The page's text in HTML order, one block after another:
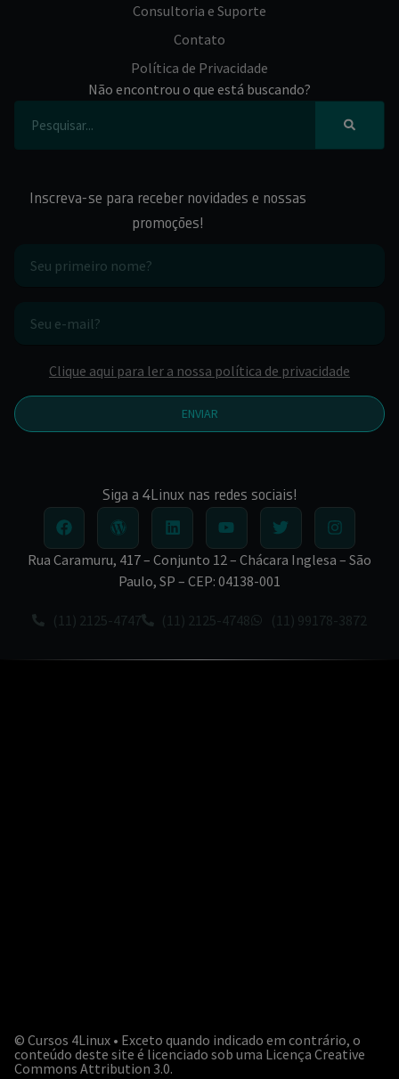
Consultoria e Suporte
Contato
Política de Privacidade
Não encontrou o que está buscando?
Inscreva-se para receber novidades e nossas
promoções!
Clique aqui para ler a nossa política de privacidade
ENVIAR
Siga a 4Linux nas redes sociais!
Rua Caramuru, 417 – Conjunto 12 – Chácara Inglesa – São
Paulo, SP – CEP: 04138-001
(11) 2125-4747 (11) 2125-4748 (11) 99178-3872
© Cursos 4Linux • Exceto quando indicado em contrário, o
conteúdo deste site é licenciado sob uma Licença Creative
Commons Attribution 3.0.